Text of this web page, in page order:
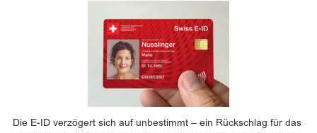
Die E-ID verzögert sich auf unbestimmt – ein Rückschlag für das